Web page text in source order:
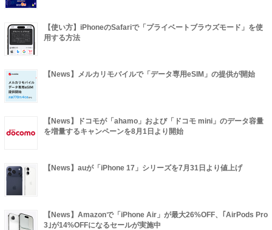
【使い方】iPhoneのSafariで「プライベートブラウズモード」を使
用する方法
【News】メルカリモバイルで「データ専用eSIM」の提供が開始
【News】ドコモが「ahamo」および「ドコモ mini」のデータ容量
を増量するキャンペーンを8月1日より開始
【News】auが「iPhone 17」シリーズを7月31日より値上げ
【News】Amazonで「iPhone Air」が最大26%OFF、｢AirPods Pro
3｣が14%OFFになるセールが実施中